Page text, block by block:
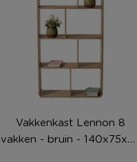
Vakkenkast Lennon 8
vakken - bruin - 140x75x25